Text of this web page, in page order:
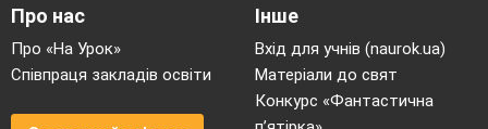
Про нас
Про «На Урок»
Співпраця закладів освіти
Інше
Вхід для учнів (naurok.ua)
Матеріали до свят
Конкурс «Фантастична